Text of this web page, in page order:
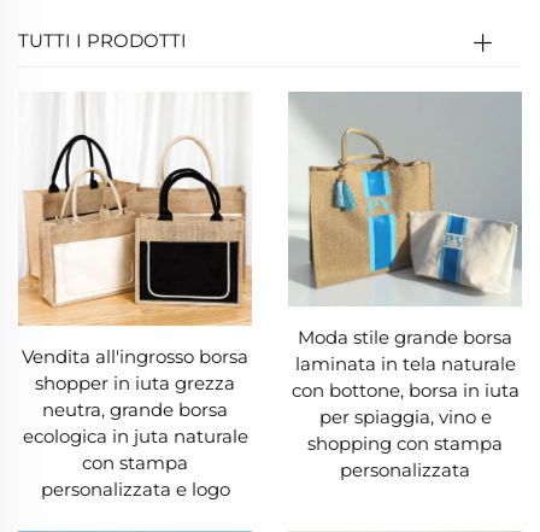
intrinsecamente ecologica: richiede quantità
assorbe grandi quantità di anidride carbonica
mentre rilascia ossigeno, contribuendo a
mitigare i cambiamenti climatici. Una borsa in
juta riduce anche la dipendenza dalla plastica
monouso, che inquina gli oceani e nuoce alla
fauna selvatica. Scegliendo una borsa in juta,
non stai semplicemente acquistando un
prodotto, ma stai sostenendo un'economia
circolare e compiendo un passo concreto verso
la protezione dell'ambiente. Ogni volta che
utilizzi una borsa in juta invece di una in plastica,
TUTTI I PRODOTTI
Vendita all'ingrosso borsa
shopper in iuta grezza
neutra, grande borsa
ecologica in juta naturale
con stampa
personalizzata e logo
Moda stile grande borsa
laminata in tela naturale
con bottone, borsa in iuta
per spiaggia, vino e
shopping con stampa
personalizzata